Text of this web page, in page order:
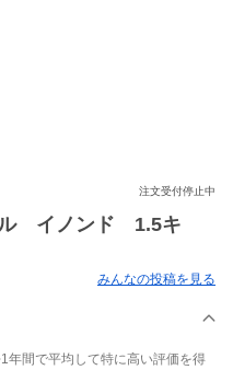
注文受付停止中
イノンド 1.5キ
みんなの投稿を見る
年間で平均して特に高い評価を得